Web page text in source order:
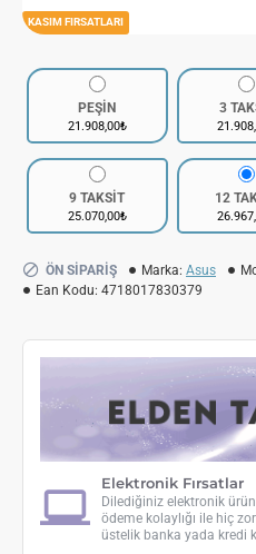
KASIM FIRSATLARI
PEŞİN
21.908,00₺
3
9 TAKSİT
25.070,00₺
12
ÖN SIPARIŞ Marka: Asus
Ean Kodu: 4718017830379
Elektronik Fırsatlar
Dilediğiniz elektronik
ödeme kolaylığı ile hiç
üstelik banka yada kredi